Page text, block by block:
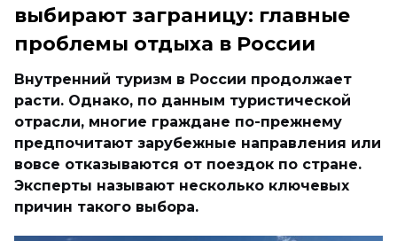
выбирают заграницу: главные
проблемы отдыха в России
Внутренний туризм в России продолжает
расти. Однако, по данным туристической
отрасли, многие граждане по-прежнему
предпочитают зарубежные направления или
вовсе отказываются от поездок по стране.
Эксперты называют несколько ключевых
причин такого выбора.